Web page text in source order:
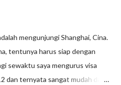
mengunjungi Shanghai, Cina.
tentunya harus siap dengan
sewaktu saya mengurus visa
dan ternyata sangat mudah dan